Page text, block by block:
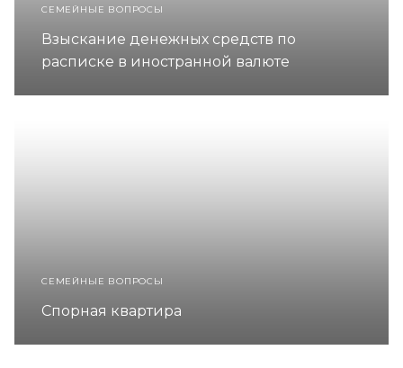
СЕМЕЙНЫЕ ВОПРОСЫ
Взыскание денежных средств по
расписке в иностранной валюте
СЕМЕЙНЫЕ ВОПРОСЫ
Спорная квартира